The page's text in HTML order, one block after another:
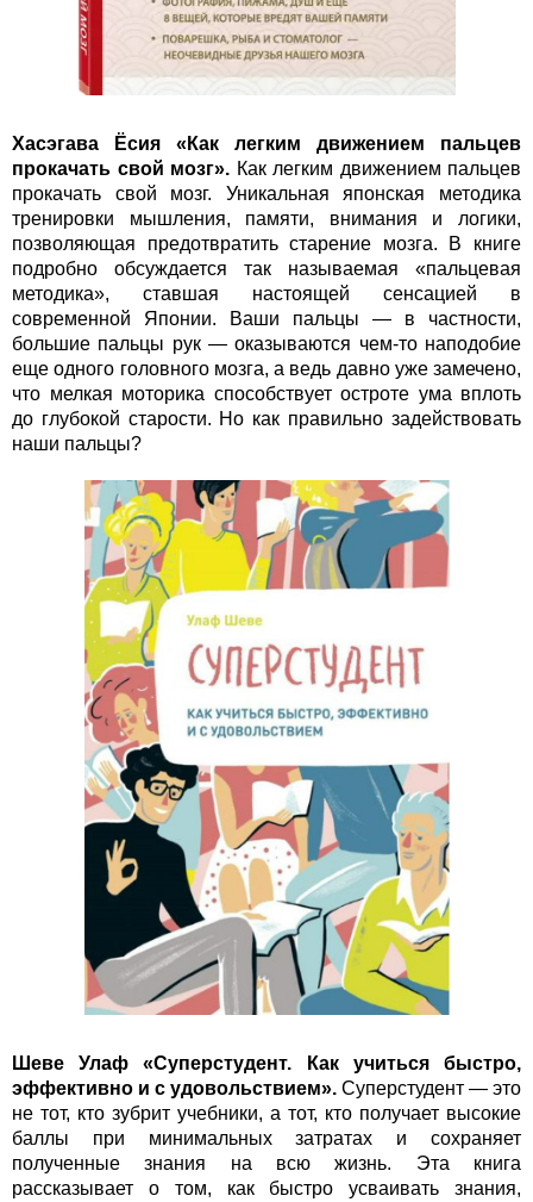
Хасэгава Ёсия «Как легким движением пальцев
прокачать свой мозг». Как легким движением пальцев
прокачать свой мозг. Уникальная японская методика
тренировки мышления, памяти, внимания и логики,
позволяющая предотвратить старение мозга. В книге
подробно обсуждается так называемая «пальцевая
методика», ставшая настоящей сенсацией в
современной Японии. Ваши пальцы — в частности,
большие пальцы рук — оказываются чем-то наподобие
еще одного головного мозга, а ведь давно уже замечено,
что мелкая моторика способствует остроте ума вплоть
до глубокой старости. Но как правильно задействовать
наши пальцы?
Шеве Улаф «Суперстудент. Как учиться быстро,
эффективно и с удовольствием». Суперстудент — это
не тот, кто зубрит учебники, а тот, кто получает высокие
баллы при минимальных затратах и сохраняет
полученные знания на всю жизнь. Эта книга
рассказывает о том, как быстро усваивать знания,